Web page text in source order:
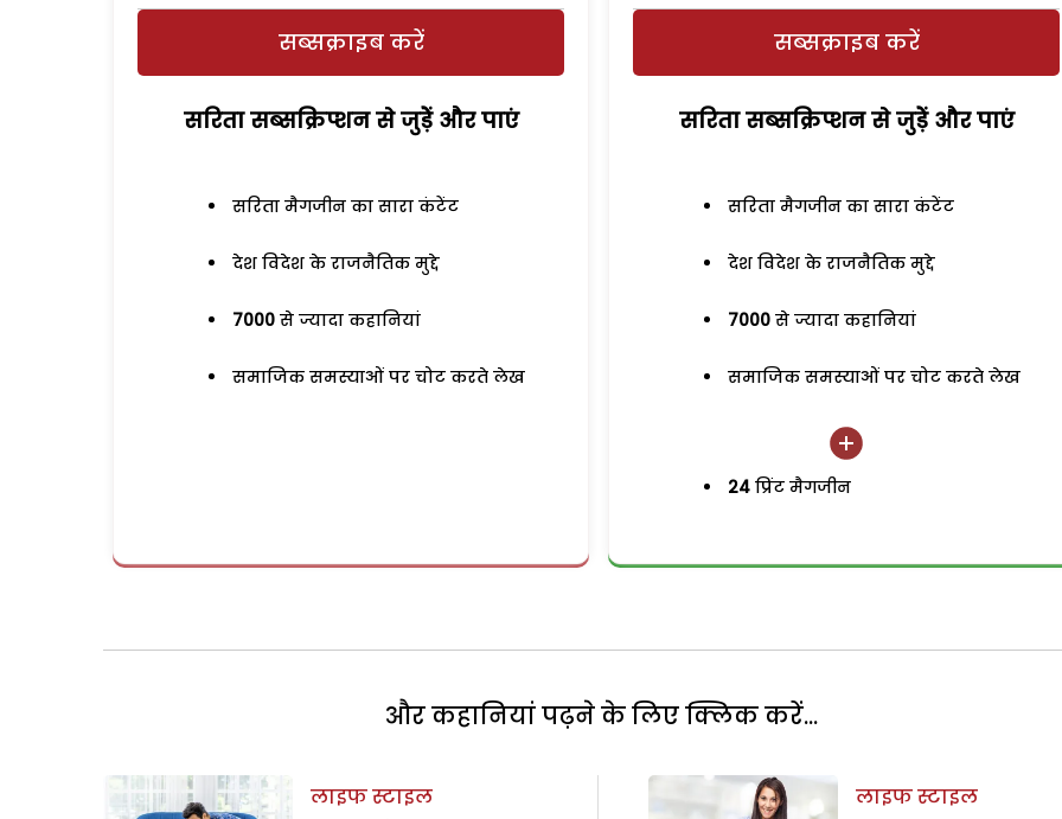
सब्सक्राइब करें
सरिता सब्सक्रिप्शन से जुड़ेें और पाएं
सरिता मैगजीन का सारा कंटेंट
देश विदेश के राजनैतिक मुद्दे
7000 से ज्यादा कहानियां
समाजिक समस्याओं पर चोट करते लेख
सब्सक्राइब करें
सरिता सब्सक्रिप्शन से जुड़ेें और पाएं
सरिता मैगजीन का सारा कंटेंट
देश विदेश के राजनैतिक मुद्दे
7000 से ज्यादा कहानियां
समाजिक समस्याओं पर चोट करते लेख
24 प्रिंट मैगजीन
और कहानियां पढ़ने के लिए क्लिक करें...
लाइफ स्टाइल
लाइफ स्टाइल